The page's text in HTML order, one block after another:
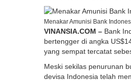
Menakar Amunisi Bank
VINANSIA.COM – Bank
bertengger di angka
yang sempat tercatat
Meski sekilas penurunan
devisa Indonesia telah